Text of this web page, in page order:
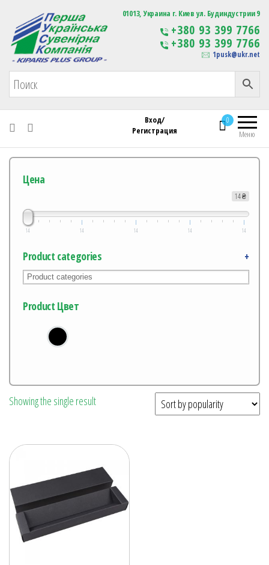
Первая Украинская Сувенирная Компания Изготовление
сувенирной продукции
с логотипом
01013, Украина г. Киев ул. Будиндустрии 9
+380 93 399 7766
+380 93 399 7766
1pusk@ukr.net
Меню
0
Вход/
Регистрация
Цена
14 ₴
14 14 14 14 14
Product categories +
Product Цвет
Showing the single result